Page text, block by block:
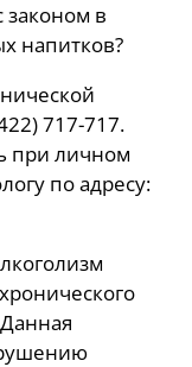
законом в
напитков?
717-717.
при личном
по адресу: